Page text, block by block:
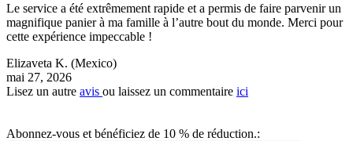
Le service a été extrêmement rapide et a permis de faire parvenir un
magnifique panier à ma famille à l’autre bout du monde. Merci pour
cette expérience impeccable !
Elizaveta K. (Mexico)
mai 27, 2026
Lisez un autre avis ou laissez un commentaire ici
Abonnez-vous et bénéficiez de 10 % de réduction.: